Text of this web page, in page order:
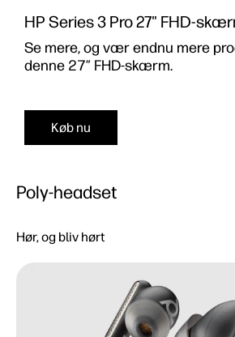
HP Series 3 Pro 27" FHD-
Se mere, og vær endnu mere
denne 27″ FHD-skærm.
Køb nu
Poly-headset
Hør, og bliv hørt